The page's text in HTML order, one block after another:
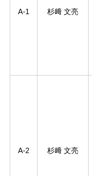
A-1 杉﨑 文亮
A-2 杉﨑 文亮